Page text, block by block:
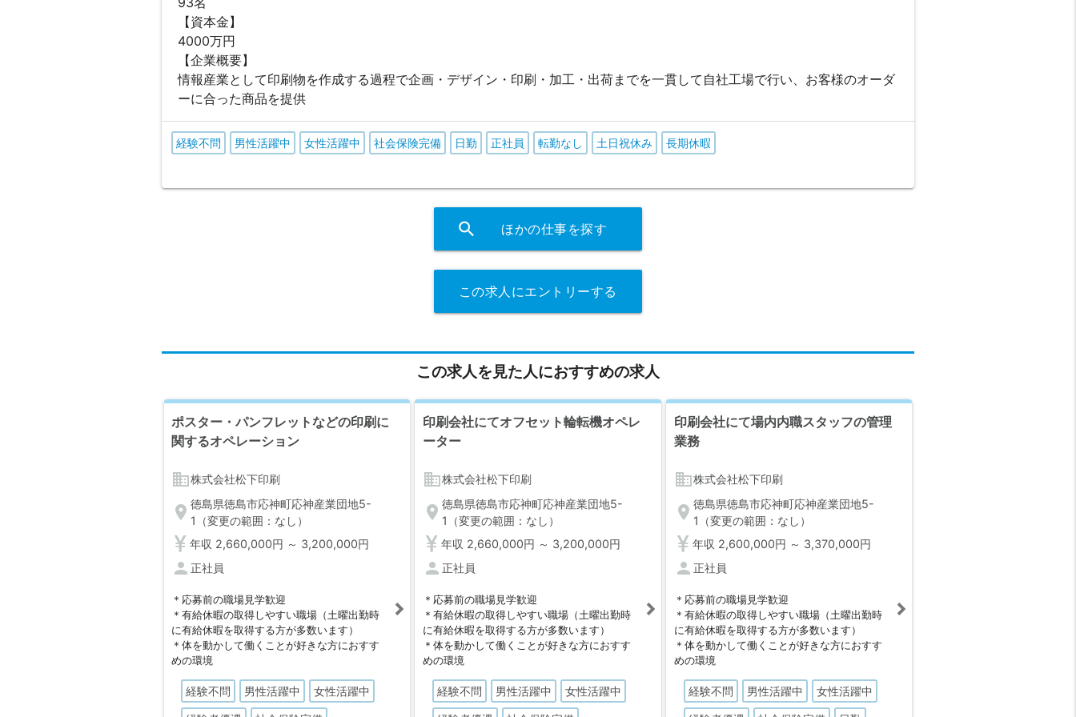
【資本金】
4000万円
【企業概要】
情報産業として印刷物を作成する過程で企画・デザイン・印刷・加工・出荷までを一貫して自社工場で行い、お客様のオーダ
ーに合った商品を提供
経験不問 男性活躍中 女性活躍中 社会保険完備 日勤 正社員 転勤なし 土日祝休み 長期休暇
ほかの仕事を探す
search
この求人にエントリーする
この求人を見た人におすすめの求人
ポスター・パンフレットなどの印刷に
関するオペレーション
business株式会社松下印刷
location_on徳島県徳島市応神町応神産業団地5-
1（変更の範囲：なし）
年収 2,660,000円 ～ 3,200,000円
person正社員
＊応募前の職場見学歓迎
＊有給休暇の取得しやすい職場（土曜出勤時
に有給休暇を取得する方が多数います）
＊体を動かして働くことが好きな方におすす
めの環境
経験不問 男性活躍中 女性活躍中
印刷会社にてオフセット輪転機オペレ
ーター
business株式会社松下印刷
location_on 徳島県徳島市応神町応神産業団地5-
1（変更の範囲：なし）
年収 2,660,000円 ～ 3,200,000円
person 正社員
＊応募前の職場見学歓迎
＊有給休暇の取得しやすい職場（土曜出勤時
に有給休暇を取得する方が多数います）
＊体を動かして働くことが好きな方におすす
めの環境
経験不問 男性活躍中 女性活躍中
印刷会社にて場内内職スタッフの管理
業務
business株式会社松下印刷
location_on 徳島県徳島市応神町応神産業団地5-
1（変更の範囲：なし）
年収 2,600,000円 ～ 3,370,000円
person 正社員
＊応募前の職場見学歓迎
＊有給休暇の取得しやすい職場（土曜出勤時
に有給休暇を取得する方が多数います）
＊体を動かして働くことが好きな方におすす
めの環境
経験不問 男性活躍中 女性活躍中